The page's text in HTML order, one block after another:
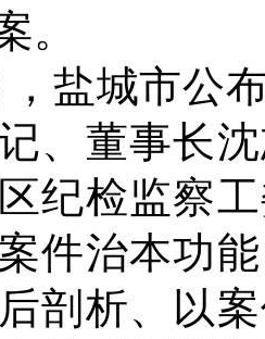
。
盐城市公
、董事长
纪检监察
件治本功
剖析、以